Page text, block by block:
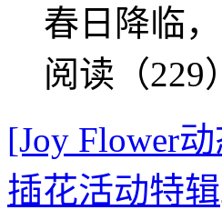
春日降临
阅读（229
[Joy Flower
插花活动特辑